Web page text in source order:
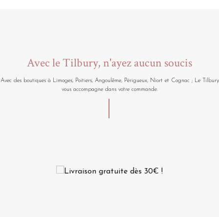
Avec le Tilbury, n'ayez aucun soucis
Avec des boutiques à Limoges, Poitiers, Angoulême, Périgueux, Niort et Cognac ; Le Tilbury
vous accompagne dans votre commande.